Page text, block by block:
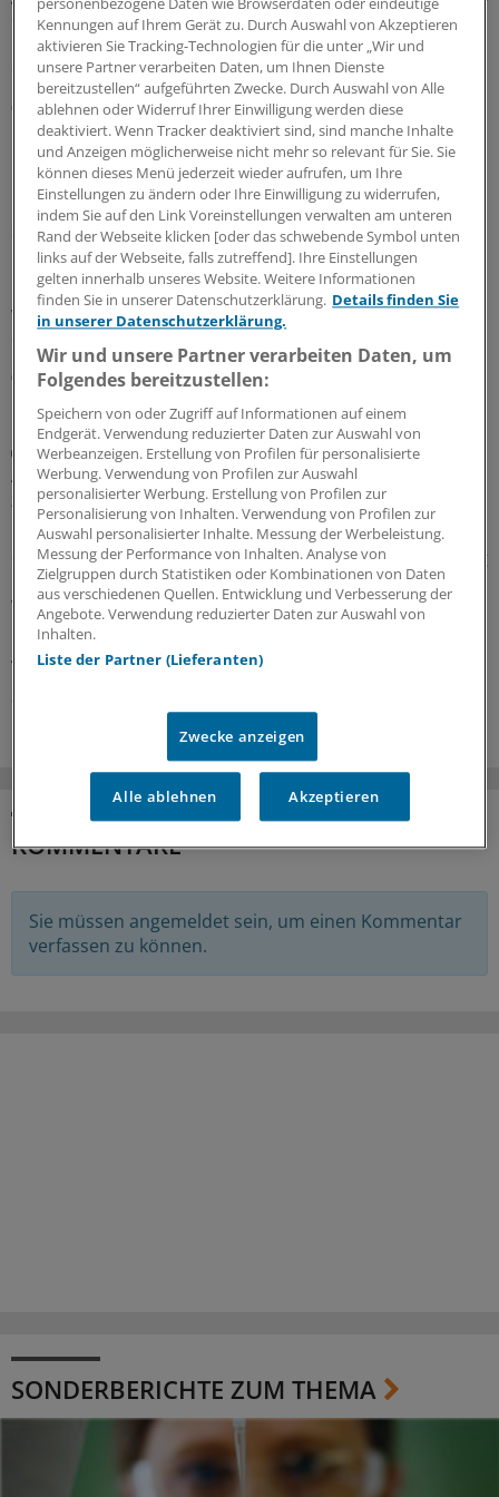
der Gesundheitsrechtler Professor Thomas Schlegel im
Interview mit der Ärzte Zeitung. Das Thema habe aber
eine viel größere Dimension als viele meinten.
07.08.2026
Leitliniennutzung
Hausärzte wünschen sich Leitlinien kürzer,
strukturierter und praxisnäher
In hausärztlichen Praxen wird durchaus regelmäßig auf
Leitlinien zurückgegriffen – eine Umfrage zeigt allerdings
wegen Zeitmangels und zu umfangreicher Dokumente
deutlichen Verbesserungsbedarf.
03.08.2026
Juli-Sitzung des CHMP
Acht Pharma-Innovationen auf der Zielgeraden
zur EU-Zulassung
Neue Ansätze gegen zu hohe Cholesterinwerte bildeten
einen Schwerpunkt der jüngsten Experten-Begutachtung
bei der EMA: Auch gab es Zulassungsempfehlungen für
Wirkstoffe gegen Plaque-Psoriasis, primäre biliäre
Cholangitis, COVID-19, AMD und zerebrale
Adrenoleukodystrophie.
KOMMENTARE
Sie müssen angemeldet sein, um einen Kommentar
verfassen zu können.
SONDERBERICHTE ZUM THEMA
Kennungen auf Ihrem Gerät zu. Durch Auswahl von Akzeptieren
aktivieren Sie Tracking-Technologien für die unter „Wir und
unsere Partner verarbeiten Daten, um Ihnen Dienste
bereitzustellen“ aufgeführten Zwecke. Durch Auswahl von Alle
ablehnen oder Widerruf Ihrer Einwilligung werden diese
deaktiviert. Wenn Tracker deaktiviert sind, sind manche Inhalte
und Anzeigen möglicherweise nicht mehr so relevant für Sie. Sie
können dieses Menü jederzeit wieder aufrufen, um Ihre
Einstellungen zu ändern oder Ihre Einwilligung zu widerrufen,
indem Sie auf den Link Voreinstellungen verwalten am unteren
Rand der Webseite klicken [oder das schwebende Symbol unten
links auf der Webseite, falls zutreffend]. Ihre Einstellungen
gelten innerhalb unseres Website. Weitere Informationen
finden Sie in unserer Datenschutzerklärung. Details finden Sie
in unserer Datenschutzerklärung.
Wir und unsere Partner verarbeiten Daten, um
Folgendes bereitzustellen:
Speichern von oder Zugriff auf Informationen auf einem
Endgerät. Verwendung reduzierter Daten zur Auswahl von
Werbeanzeigen. Erstellung von Profilen für personalisierte
Werbung. Verwendung von Profilen zur Auswahl
personalisierter Werbung. Erstellung von Profilen zur
Personalisierung von Inhalten. Verwendung von Profilen zur
Auswahl personalisierter Inhalte. Messung der Werbeleistung.
Messung der Performance von Inhalten. Analyse von
Zielgruppen durch Statistiken oder Kombinationen von Daten
aus verschiedenen Quellen. Entwicklung und Verbesserung der
Angebote. Verwendung reduzierter Daten zur Auswahl von
Inhalten.
Liste der Partner (Lieferanten)
Zwecke anzeigen
Alle ablehnen Akzeptieren